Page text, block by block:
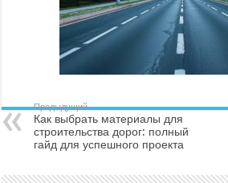
Предыдущий
Как выбрать материалы для
строительства дорог: полный
гайд для успешного проекта